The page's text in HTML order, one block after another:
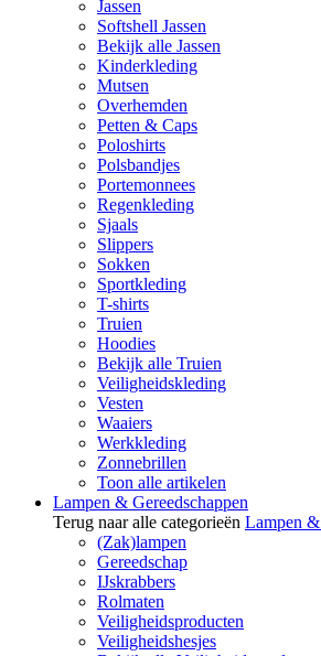
Jassen
Softshell Jassen
Bekijk alle Jassen
Kinderkleding
Mutsen
Overhemden
Petten & Caps
Poloshirts
Polsbandjes
Portemonnees
Regenkleding
Sjaals
Slippers
Sokken
Sportkleding
T-shirts
Truien
Hoodies
Bekijk alle Truien
Veiligheidskleding
Vesten
Waaiers
Werkkleding
Zonnebrillen
Toon alle artikelen
Lampen & Gereedschappen
Terug naar alle categorieën Lampen &
(Zak)lampen
Gereedschap
IJskrabbers
Rolmaten
Veiligheidsproducten
Veiligheidshesjes